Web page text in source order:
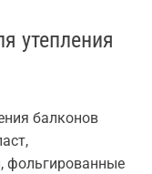
утепления
балконов
фольгированные